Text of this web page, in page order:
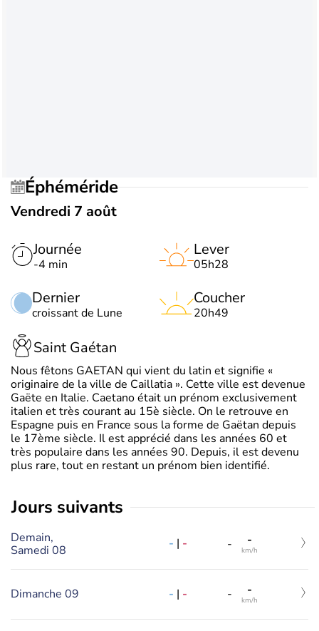
Éphéméride
Vendredi 7 août
Journée
-4 min
Dernier
croissant de Lune
Lever
05h28
Coucher
20h49
Saint Gaétan
Nous fêtons GAETAN qui vient du latin et signifie «
originaire de la ville de Caillatia ». Cette ville est devenue
Gaëte en Italie. Caetano était un prénom exclusivement
italien et très courant au 15è siècle. On le retrouve en
Espagne puis en France sous la forme de Gaëtan depuis
le 17ème siècle. Il est apprécié dans les années 60 et
très populaire dans les années 90. Depuis, il est devenu
plus rare, tout en restant un prénom bien identifié.
jours suivants
Demain,
Samedi 08
- | - - -
km/h
Dimanche 09 - | - - -
km/h